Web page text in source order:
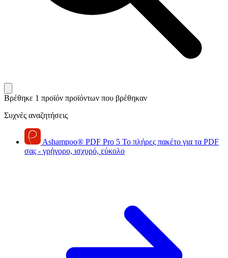
Βρέθηκε 1 προϊόν προϊόντων που βρέθηκαν
Συχνές αναζητήσεις
Ashampoo® PDF Pro 5 Το πλήρες πακέτο για τα PDF
σας - γρήγορο, ισχυρό, εύκολο